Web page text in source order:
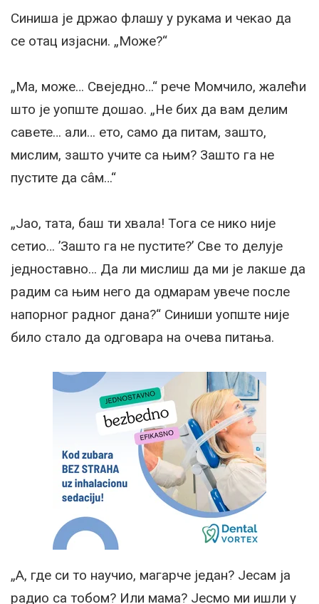
Синиша је држао флашу у рукама и чекао да
се отац изјасни. „Може?“
„Ма, може… Свеједно…“ рече Момчило, жалећи
што је уопште дошао. „Не бих да вам делим
савете… али… ето, само да питам, зашто,
мислим, зашто учите са њим? Зашто га не
пустите да сâм…“
„Јао, тата, баш ти хвала! Тога се нико није
сетио… ’Зашто га не пустите?’ Све то делује
једноставно… Да ли мислиш да ми је лакше да
радим са њим него да одмарам увече после
напорног радног дана?“ Синиши уопште није
било стало да одговара на очева питања.
„А, где си то научио, магарче један? Јесам ја
радио са тобом? Или мама? Јесмо ми ишли у